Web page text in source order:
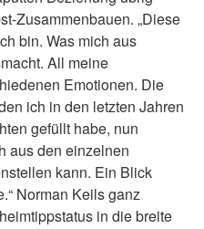
Zusammenbauen. „Diese
bin. Was mich aus
All meine
Emotionen. Die
ich in den letzten Jahren
gefüllt habe, nun
aus den einzelnen
kann. Ein Blick
Norman Keils ganz
in die breite